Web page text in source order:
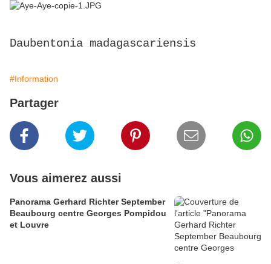
Daubentonia madagascariensis
#Information
Partager
Vous aimerez aussi
Panorama Gerhard Richter September
Beaubourg centre Georges Pompidou
et Louvre